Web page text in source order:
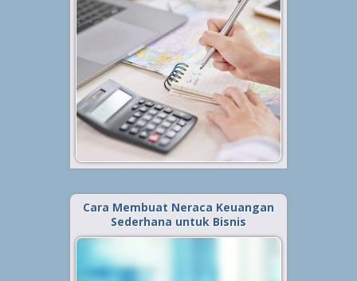
Apa saja sih prinsip dasar
akuntansi itu? Berikut ulasan
lengkapnya untuk Anda. Pada
intinya, prinsip dasar akuntansi
merupakan hal yang mendasari
akuntansi dan seluruh laporan
keuangan yang dibuat. Prinsip
akuntansi ini dijabarkan...
Baca Selengkapnya »
Cara Membuat Neraca Keuangan
Sederhana untuk Bisnis